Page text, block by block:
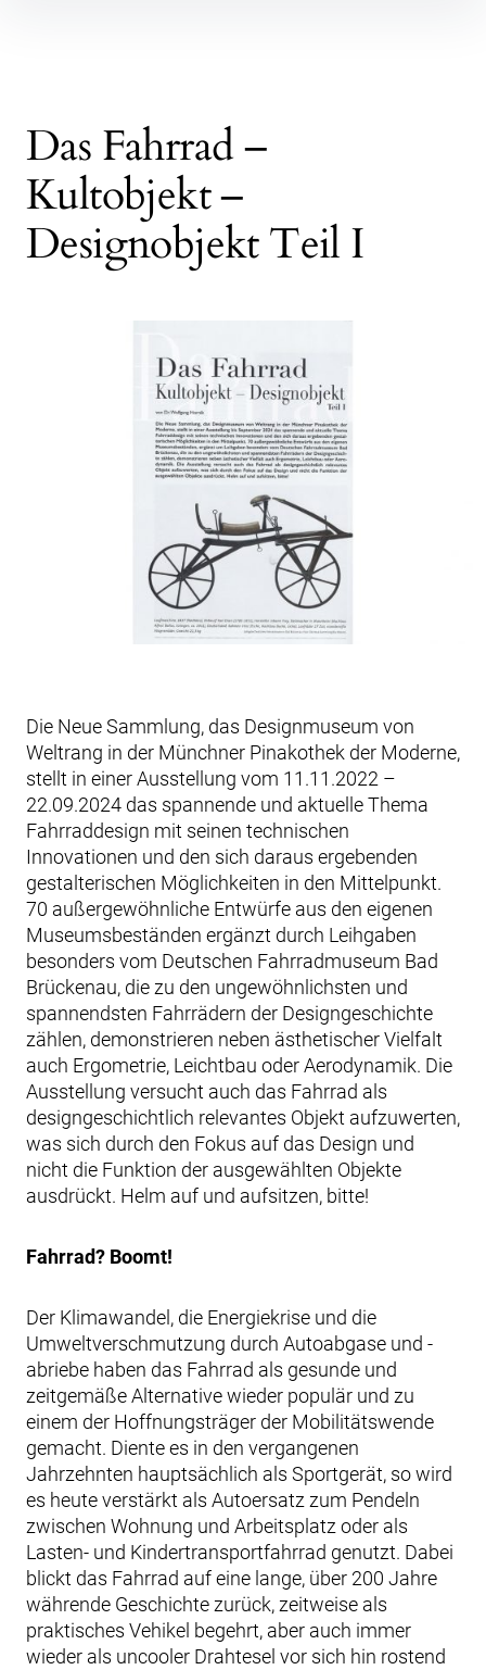
Das Fahrrad –
Kultobjekt –
Designobjekt Teil I
Die Neue Sammlung, das Designmuseum von
Weltrang in der Münchner Pinakothek der Moderne,
stellt in einer Ausstellung vom 11.11.2022 –
22.09.2024 das spannende und aktuelle Thema
Fahrraddesign mit seinen technischen
Innovationen und den sich daraus ergebenden
gestalterischen Möglichkeiten in den Mittelpunkt.
70 außergewöhnliche Entwürfe aus den eigenen
Museumsbeständen ergänzt durch Leihgaben
besonders vom Deutschen Fahrradmuseum Bad
Brückenau, die zu den ungewöhnlichsten und
spannendsten Fahrrädern der Designgeschichte
zählen, demonstrieren neben ästhetischer Vielfalt
auch Ergometrie, Leichtbau oder Aerodynamik. Die
Ausstellung versucht auch das Fahrrad als
designgeschichtlich relevantes Objekt aufzuwerten,
was sich durch den Fokus auf das Design und
nicht die Funktion der ausgewählten Objekte
ausdrückt. Helm auf und aufsitzen, bitte!
Fahrrad? Boomt!
Der Klimawandel, die Energiekrise und die
Umweltverschmutzung durch Autoabgase und -
abriebe haben das Fahrrad als gesunde und
zeitgemäße Alternative wieder populär und zu
einem der Hoffnungsträger der Mobilitätswende
gemacht. Diente es in den vergangenen
Jahrzehnten hauptsächlich als Sportgerät, so wird
es heute verstärkt als Autoersatz zum Pendeln
zwischen Wohnung und Arbeitsplatz oder als
Lasten- und Kindertransportfahrrad genutzt. Dabei
blickt das Fahrrad auf eine lange, über 200 Jahre
währende Geschichte zurück, zeitweise als
praktisches Vehikel begehrt, aber auch immer
wieder als uncooler Drahtesel vor sich hin rostend